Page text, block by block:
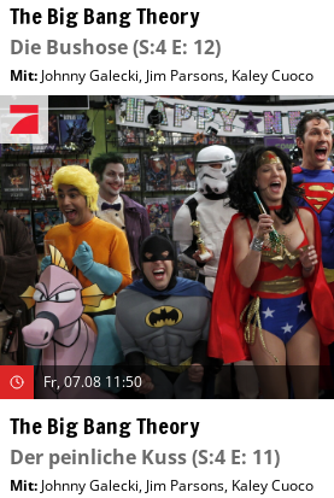
The Big Bang Theory
Die Bushose(S:4 E: 12)
Mit: Johnny Galecki, Jim Parsons, Kaley Cuoco
Fr, 07.08 11:50
The Big Bang Theory
Der peinliche Kuss(S:4 E: 11)
Mit: Johnny Galecki, Jim Parsons, Kaley Cuoco